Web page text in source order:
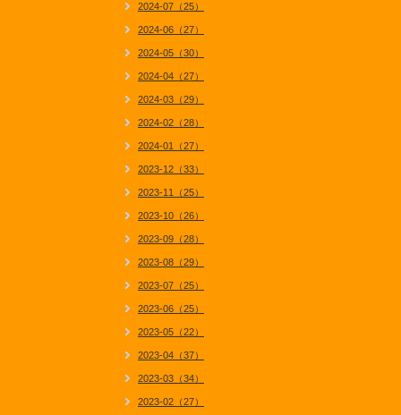
2024-07（25）
2024-06（27）
2024-05（30）
2024-04（27）
2024-03（29）
2024-02（28）
2024-01（27）
2023-12（33）
2023-11（25）
2023-10（26）
2023-09（28）
2023-08（29）
2023-07（25）
2023-06（25）
2023-05（22）
2023-04（37）
2023-03（34）
2023-02（27）